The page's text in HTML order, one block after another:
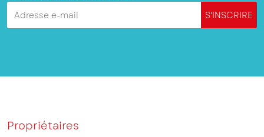
Adresse e-mail S'INSCRIRE
Propriétaires